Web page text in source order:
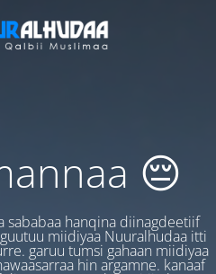
😔
sababaa hanqina diinagdeetiif
miidiyaa Nuuralhudaa itti
garuu tumsi gahaan miidiyaa
hin argamne. kanaaf